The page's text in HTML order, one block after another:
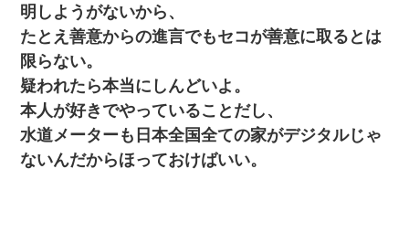
明しようがないから、
たとえ善意からの進言でもセコが善意に取るとは
限らない。
疑われたら本当にしんどいよ。
本人が好きでやっていることだし、
水道メーターも日本全国全ての家がデジタルじゃ
ないんだからほっておけばいい。